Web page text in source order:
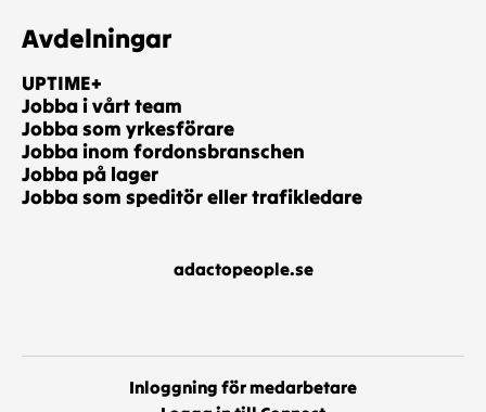
Avdelningar
UPTIME+
Jobba i vårt team
Jobba som yrkesförare
Jobba inom fordonsbranschen
Jobba på lager
Jobba som speditör eller trafikledare
adactopeople.se
Inloggning för medarbetare